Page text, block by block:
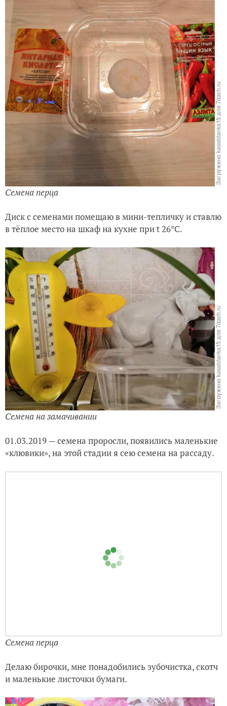
Семена перца
Диск с семенами помещаю в мини-тепличку и ставлю
в тёплое место на шкаф на кухне при t 26°C.
Семена на замачивании
01.03.2019 — семена проросли, появились маленькие
«клювики», на этой стадии я сею семена на рассаду.